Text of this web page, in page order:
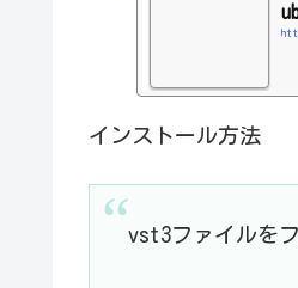
インストール方法
vst3ファイルを